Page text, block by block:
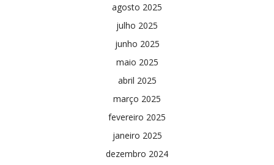
agosto 2025
julho 2025
junho 2025
maio 2025
abril 2025
março 2025
fevereiro 2025
janeiro 2025
dezembro 2024